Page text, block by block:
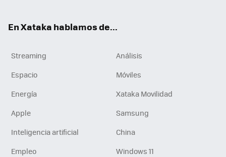
En Xataka hablamos de...
Streaming
Análisis
Espacio
Móviles
Energía
Xataka Movilidad
Apple
Samsung
Inteligencia artificial
China
Empleo
Windows 11